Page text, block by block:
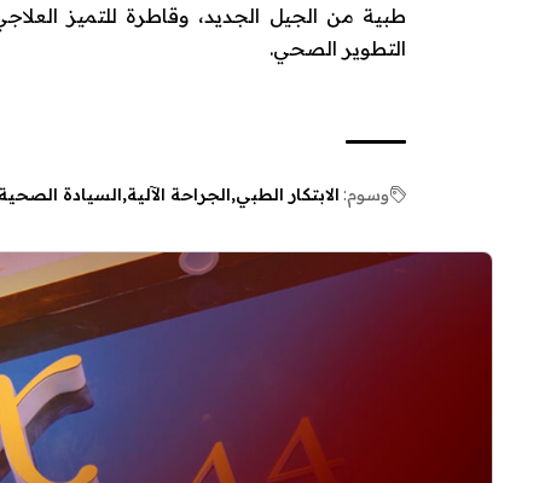
طبية من الجيل الجديد، وقاطرة للتميز
التطوير الصحي.
وسوم: الابتكار الطبي الجراحة الآلية السيادة الصحية